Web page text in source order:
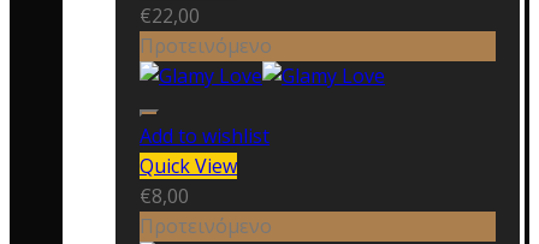
€22,00
Προτεινόμενο
Add to wishlist
Quick View
€8,00
Προτεινόμενο